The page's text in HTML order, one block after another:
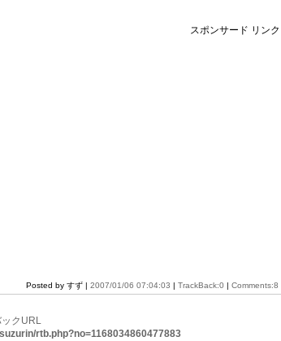
スポンサード リンク
Posted by すず | 2007/01/06 07:04:03 | TrackBack:0 | Comments:8
ックURL
rtb.php?no=1168034860477883